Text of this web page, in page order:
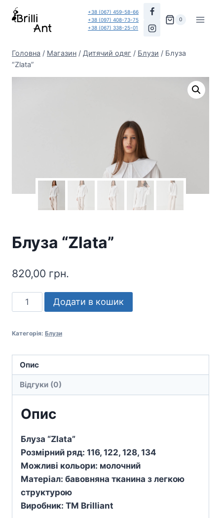
Перейти
+38 (067) 459-58-66
+38 (097) 408-73-75
+38 (067) 338-25-01
0
Головна / Магазин / Дитячий одяг / Блузи / Блуза
“Zlata”
Блуза “Zlata”
820,00 грн.
Блуза
"Zlata"
Додати в кошик
Категорія: Блузи
Опис
Відгуки (0)
Опис
Блуза “Zlata”
Розмірний ряд: 116, 122, 128, 134
Можливі кольори: молочний
Матеріал: бавовняна тканина з легкою
структурою
Виробник: TM Brilliant